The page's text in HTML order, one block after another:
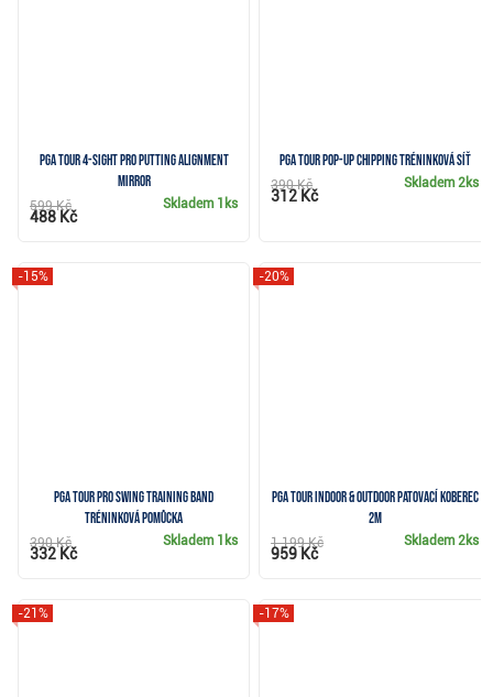
PGA Tour 4-Sight Pro Putting Alignment
Mirror
Skladem 1ks
599 Kč
488 Kč
PGA Tour Pop-Up chipping tréninková síť
Skladem2ks
390 Kč
312 Kč
PGA Tour Pro Swing Training Band
tréninková pomůcka
-15%
Skladem 1ks
390 Kč
332 Kč
PGA Tour Indoor & Outdoor patovací koberec
2m
-20%
Skladem2ks
1 199 Kč
959 Kč
-21% -17%